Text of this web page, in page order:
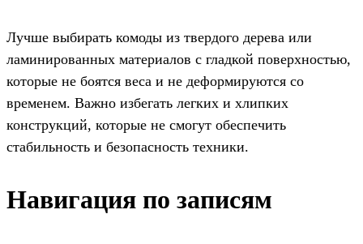
Лучше выбирать комоды из твердого дерева или
ламинированных материалов с гладкой поверхностью,
которые не боятся веса и не деформируются со
временем. Важно избегать легких и хлипких
конструкций, которые не смогут обеспечить
стабильность и безопасность техники.
Навигация по записям